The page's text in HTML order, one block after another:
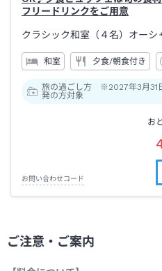
フリードリンクをご用意
クラシック和室（４名）オーシ
和室 夕食/朝食付き
旅の過ごし方 ※2027年3月31
発の方対象
お
お問い合わせコード
ご注意・ご案内